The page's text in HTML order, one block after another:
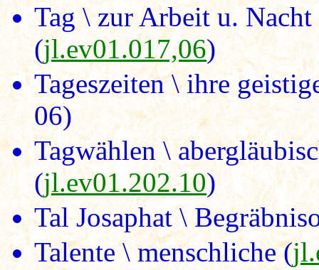
Tag \ zur Arbeit u.
(jl.ev01.017,06)
Tageszeiten \ ihre
06)
Tagwählen \
(jl.ev01.202.10)
Tal Josaphat \
Talente \ menschliche (